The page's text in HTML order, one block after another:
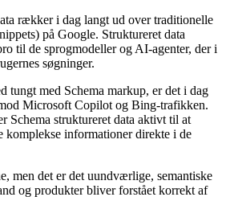
AI-søgemaskiner
rækker i dag langt ud over traditionelle
på Google. Struktureret data
til de sprogmodeller og AI-agenter, der i
søgninger.
tungt med Schema markup, er det i dag
Microsoft Copilot og Bing-trafikken.
Schema struktureret data aktivt til at
komplekse informationer direkte i de